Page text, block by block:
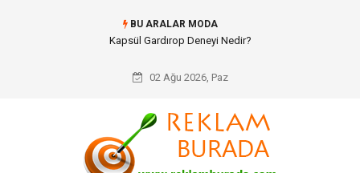
BU ARALAR MODA
Ataşehir Gitar Dersi Ve Modern Yaşamda Sanatla Gelen Dinginlik
02 Ağu 2026, Paz